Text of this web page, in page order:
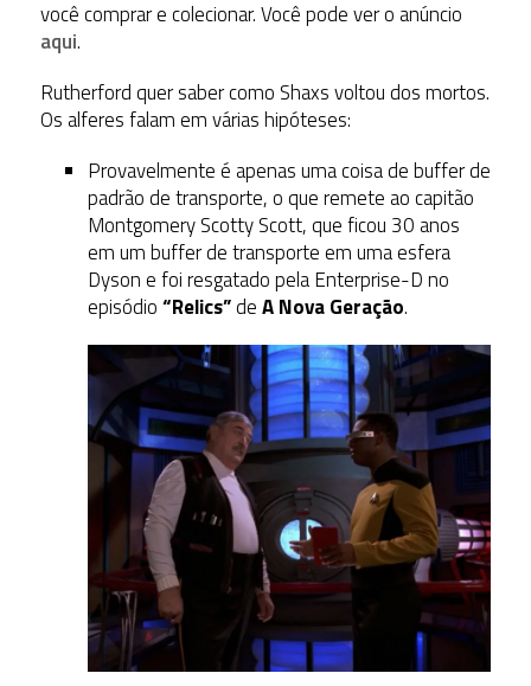
você comprar e colecionar. Você pode ver o anúncio
aqui.
Rutherford quer saber como Shaxs voltou dos mortos.
Os alferes falam em várias hipóteses:
Provavelmente é apenas uma coisa de buffer de
padrão de transporte, o que remete ao capitão
Montgomery Scotty Scott, que ficou 30 anos
em um buffer de transporte em uma esfera
Dyson e foi resgatado pela Enterprise-D no
episódio“Relics”deA Nova Geração.